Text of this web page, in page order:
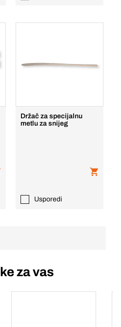
Držač za specijalnu
metlu za snijeg
Usporedi
za vas